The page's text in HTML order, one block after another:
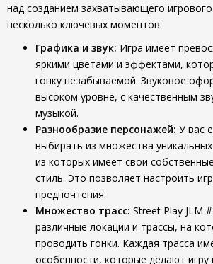
над созданием захватывающего
несколько ключевых моментов:
Графика и звук: Игра имеет
яркими цветами и эффектами,
гонку незабываемой. Звуковое
высоком уровне, с качественным
музыкой.
Разнообразие персонажей: У вас
выбирать из множества
из которых имеет свои
стиль. Это позволяет настроить
предпочтения.
Множество трасс: Street Play JLM
различные локации и трассы, на
проводить гонки. Каждая трасса
особенности, которые делают игру